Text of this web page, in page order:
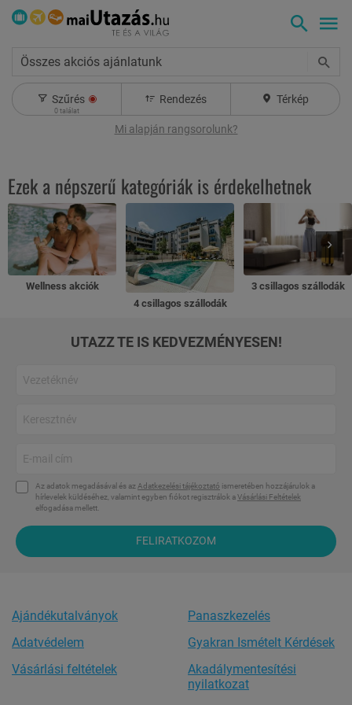
Összes akciós ajánlatunk
Szűrés
0találat
Rendezés Térkép
Mi alapján rangsorolunk?
Ezek a népszerű kategóriák is érdekelhetnek
Wellness akciók
4 csillagos szállodák
3 csillagos szállodák
UTAZZ TE IS KEDVEZMÉNYESEN!
Az adatok megadásával és az Adatkezelési tájékoztató ismeretében hozzájárulok a
hírlevelek küldéséhez, valamint egyben fiókot regisztrálok aVásárlási Feltételek
elfogadása mellett.
FELIRATKOZOM
Ajándékutalványok
Adatvédelem
Vásárlási feltételek
Panaszkezelés
Gyakran Ismételt Kérdések
Akadálymentesítési
nyilatkozat